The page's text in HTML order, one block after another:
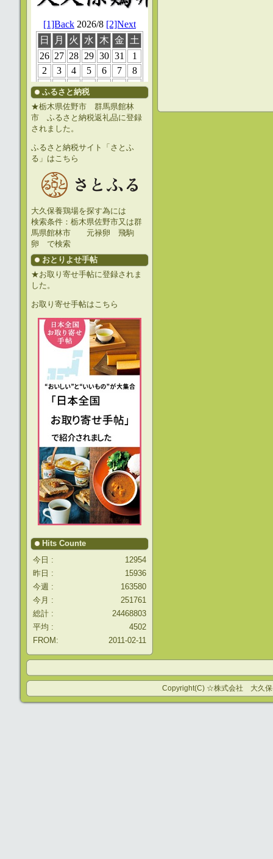
ふるさと納税
★栃木県佐野市 群馬県館林
市 ふるさと納税返礼品に登録
されました。
ふるさと納税サイト「さとふ
る」はこちら
大久保養鶏場を探す為には
検索条件：栃木県佐野市又は群
馬県館林市 元禄卵 飛駒
卵 で検索
おとりよせ手帖
★お取り寄せ手帖に登録されま
した。
お取り寄せ手帖はこちら
Hits Counte
今日 :
12954
昨日 :
15936
今週 :
163580
今月 :
251761
総計 :
24468803
平均 :
4502
FROM:
2011-02-11
Copyright(C) ☆株式会社 大久